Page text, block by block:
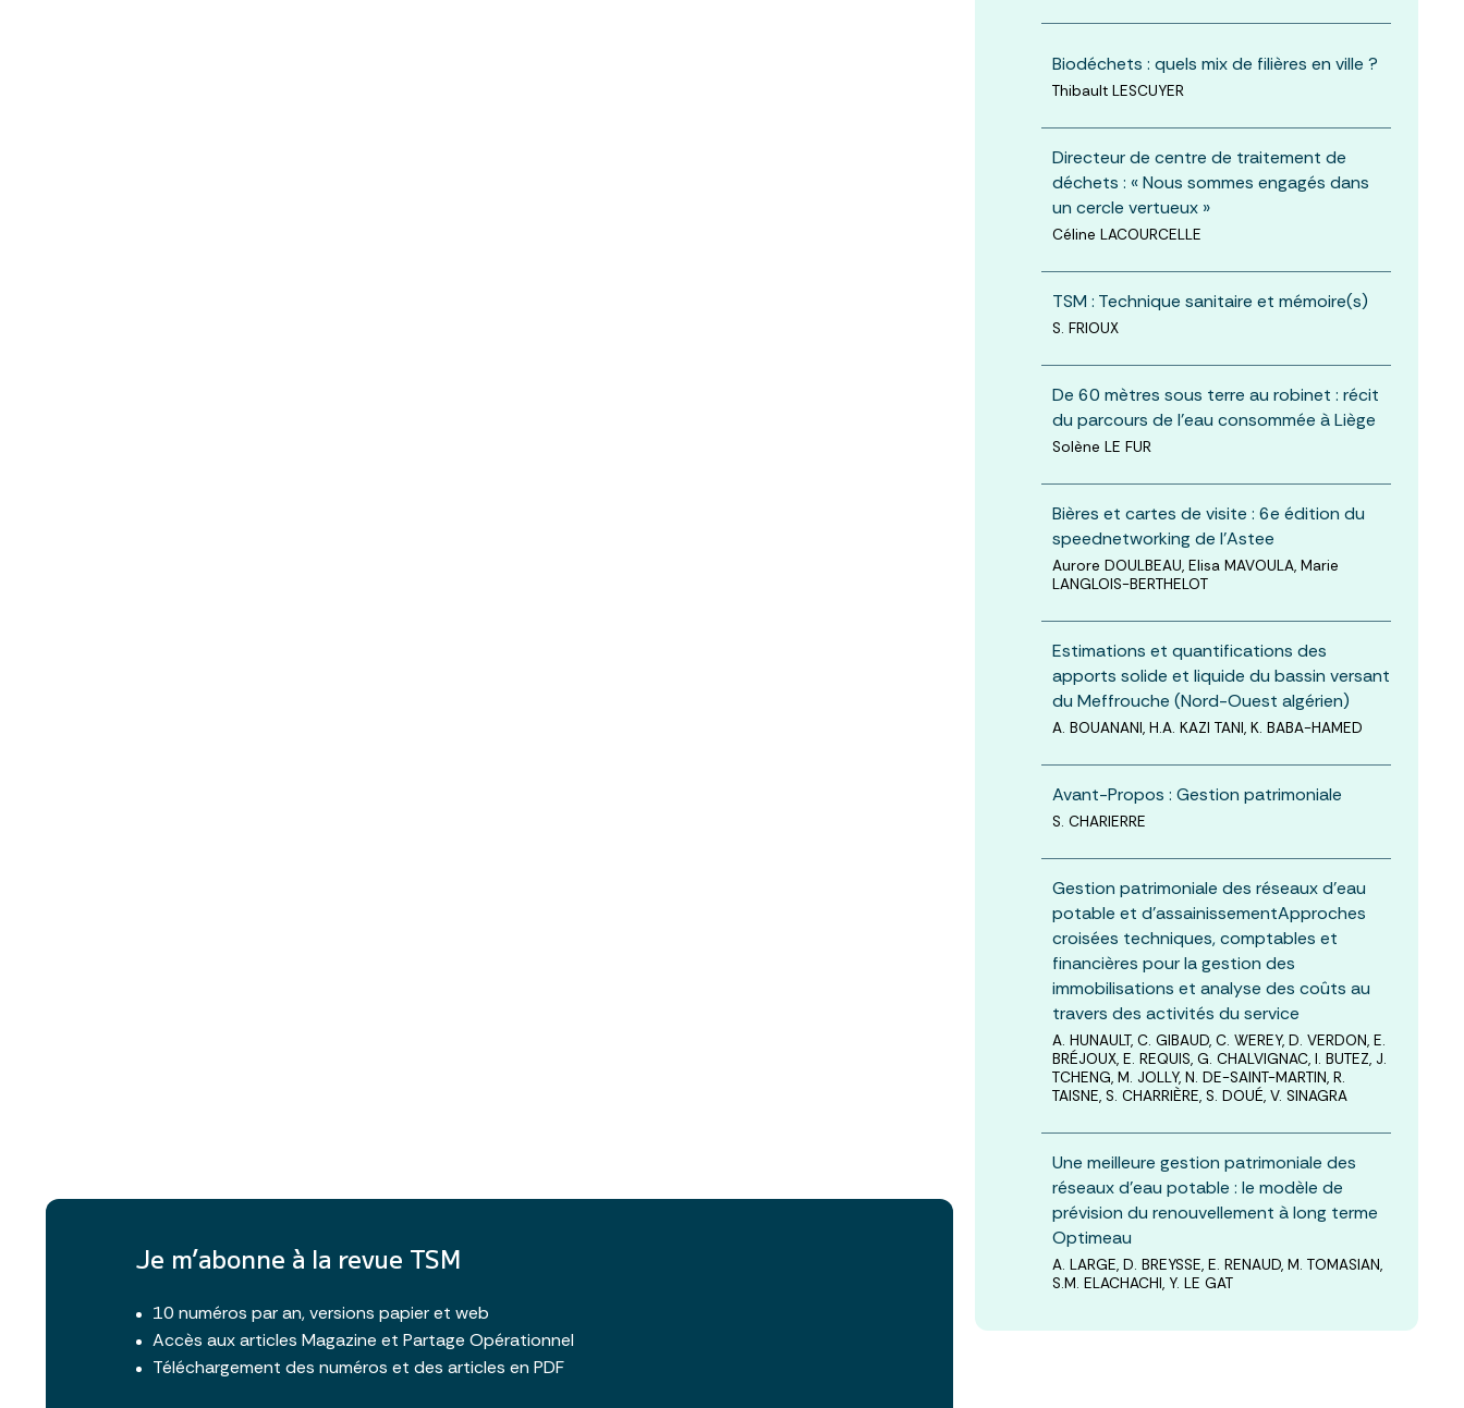
Je m’abonne à la revue TSM
10 numéros par an, versions papier et web
Accès aux articles Magazine et Partage Opérationnel
Téléchargement des numéros et des articles en PDF
Biodéchets : quels mix de filières en ville ?
Thibault LESCUYER
Directeur de centre de traitement de
déchets : « Nous sommes engagés dans
un cercle vertueux »
Céline LACOURCELLE
TSM : Technique sanitaire et mémoire(s)
S. FRIOUX
De 60 mètres sous terre au robinet : récit
du parcours de l’eau consommée à Liège
Solène LE FUR
Bières et cartes de visite : 6e édition du
speednetworking de l’Astee
Aurore DOULBEAU, Elisa MAVOULA, Marie
LANGLOIS-BERTHELOT
Estimations et quantifications des
apports solide et liquide du bassin versant
du Meffrouche (Nord-Ouest algérien)
A. BOUANANI, H.A. KAZI TANI, K. BABA-HAMED
Avant-Propos : Gestion patrimoniale
S. CHARIERRE
Gestion patrimoniale des réseaux d’eau
potable et d’assainissementApproches
croisées techniques, comptables et
financières pour la gestion des
immobilisations et analyse des coûts au
travers des activités du service
A. HUNAULT, C. GIBAUD, C. WEREY, D. VERDON, E.
BRÉJOUX, E. REQUIS, G. CHALVIGNAC, I. BUTEZ, J.
TCHENG, M. JOLLY, N. DE-SAINT-MARTIN, R.
TAISNE, S. CHARRIÈRE, S. DOUÉ, V. SINAGRA
Une meilleure gestion patrimoniale des
réseaux d’eau potable : le modèle de
prévision du renouvellement à long terme
Optimeau
A. LARGE, D. BREYSSE, E. RENAUD, M. TOMASIAN,
S.M. ELACHACHI, Y. LE GAT